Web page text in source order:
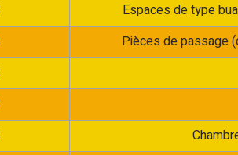
Espaces de type
Pièces de passage